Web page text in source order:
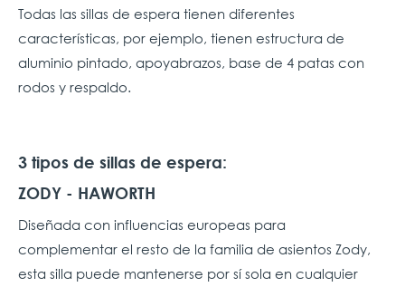
Todas las sillas de espera tienen diferentes
características, por ejemplo, tienen estructura de
aluminio pintado, apoyabrazos, base de 4 patas con
rodos y respaldo.
3 tipos de sillas de espera:
ZODY - HAWORTH
Diseñada con influencias europeas para
complementar el resto de la familia de asientos Zody,
esta silla puede mantenerse por sí sola en cualquier